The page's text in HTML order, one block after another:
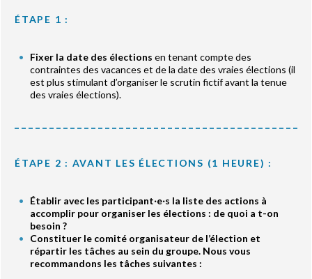
ÉTAPE 1 :
Fixer la date des élections en tenant compte des
contraintes des vacances et de la date des vraies élections (il
est plus stimulant d’organiser le scrutin fictif avant la tenue
des vraies élections).
ÉTAPE 2 : AVANT LES ÉLECTIONS (1 HEURE) :
Établir avec les participant‧e‧s la liste des actions à
accomplir pour organiser les élections : de quoi a t-on
besoin ?
Constituer le comité organisateur de l’élection et
répartir les tâches au sein du groupe. Nous vous
recommandons les tâches suivantes :